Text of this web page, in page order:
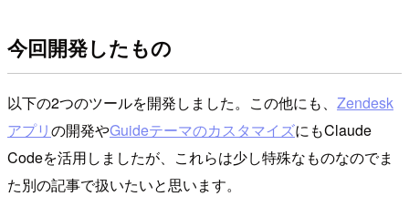
今回開発したもの
以下の2つのツールを開発しました。この他にも、 Zendesk
アプリの開発やGuideテーマのカスタマイズにもClaude
Codeを活用しましたが、これらは少し特殊なものなのでま
た別の記事で扱いたいと思います。